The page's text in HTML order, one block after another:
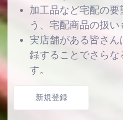
加工品など宅配の要
う、宅配商品の扱い
実店舗がある皆さ
録することでさらな
す。
新規登録